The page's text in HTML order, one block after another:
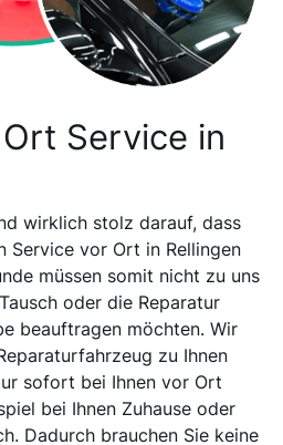
Service in
wirklich stolz darauf, dass
Service vor Ort in Rellingen
müssen somit nicht zu uns
oder die Reparatur
beauftragen möchten. Wir
zu Ihnen
sofort bei Ihnen vor Ort
bei Ihnen Zuhause oder
Dadurch brauchen Sie keine